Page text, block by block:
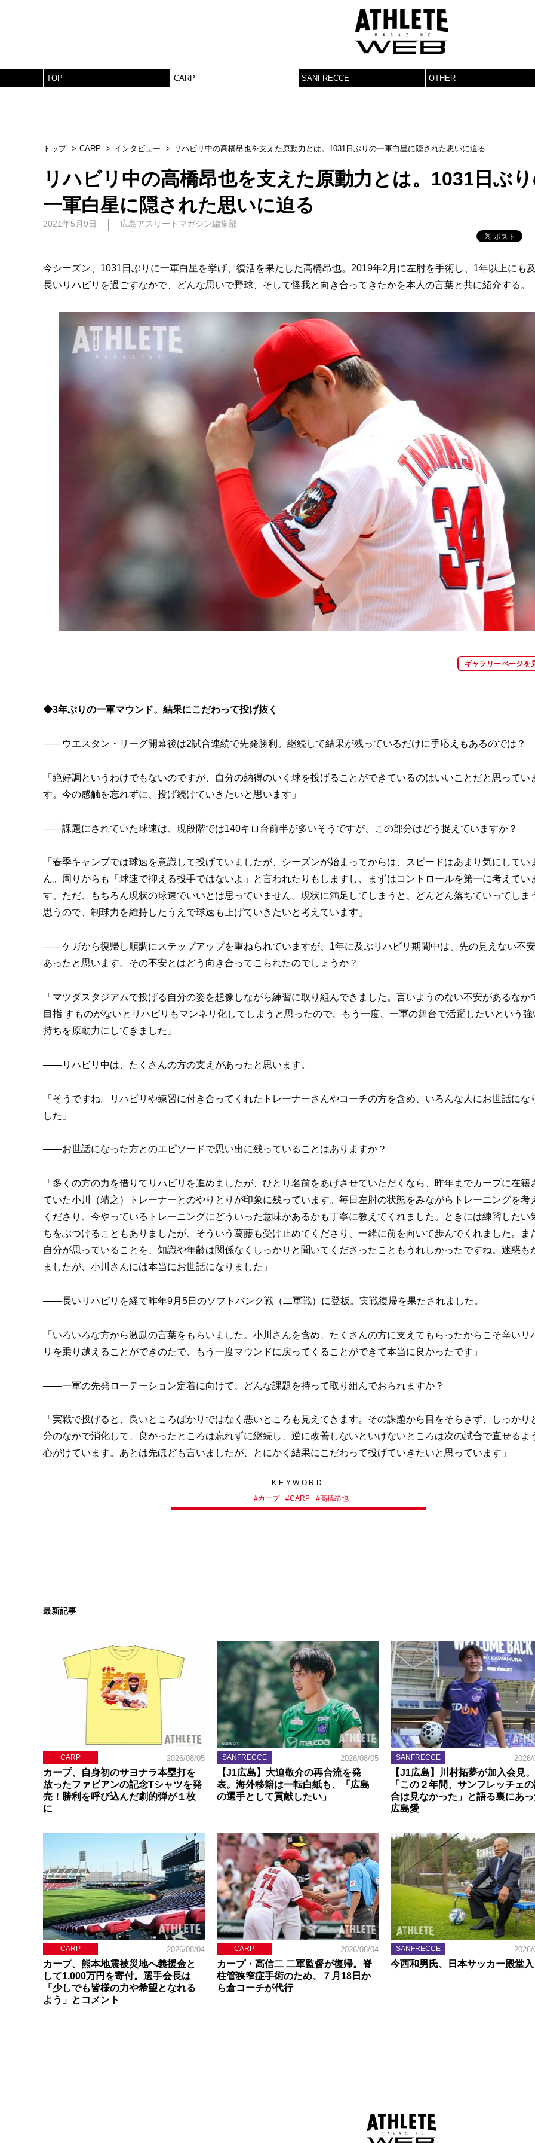
TOP CARP SANFRECCE OTHER
トップ CARP インタビュー リハビリ中の高橋昂也を支えた原動力とは。1031日ぶりの一軍白星に隠された思いに迫る
リハビリ中の高橋昂也を支えた原動力とは。1031日ぶ
一軍白星に隠された思いに迫る
2021年5月9日 広島アスリートマガジン編集部
今シーズン、1031日ぶりに一軍白星を挙げ、復活を果たした高橋昂也。2019年2月に左肘を手術し、1年以上にも
長いリハビリを過ごすなかで、どんな思いで野球、そして怪我と向き合ってきたかを本人の言葉と共に紹介する。
ギャラリーページを
◆3年ぶりの一軍マウンド。結果にこだわって投げ抜く
――ウエスタン・リーグ開幕後は2試合連続で先発勝利。継続して結果が残っているだけに手応えもあるのでは？
「絶好調というわけでもないのですが、自分の納得のいく球を投げることができているのはいいことだと思ってい
す。今の感触を忘れずに、投げ続けていきたいと思います」
――課題にされていた球速は、現段階では140キロ台前半が多いそうですが、この部分はどう捉えていますか？
「春季キャンプでは球速を意識して投げていましたが、シーズンが始まってからは、スピードはあまり気にしてい
ん。周りからも「球速で抑える投手ではないよ」と言われたりもしますし、まずはコントロールを第一に考えてい
す。ただ、もちろん現状の球速でいいとは思っていません。現状に満足してしまうと、どんどん落ちていってしま
思うので、制球力を維持したうえで球速も上げていきたいと考えています」
――ケガから復帰し順調にステップアップを重ねられていますが、1年に及ぶリハビリ期間中は、先の見えない不
あったと思います。その不安とはどう向き合ってこられたのでしょうか？
「マツダスタジアムで投げる自分の姿を想像しながら練習に取り組んできました。言いようのない不安があるなか
目指 すものがないとリハビリもマンネリ化してしまうと思ったので、もう一度、一軍の舞台で活躍したいという強
持ちを原動力にしてきました」
――リハビリ中は、たくさんの方の支えがあったと思います。
「そうですね。リハビリや練習に付き合ってくれたトレーナーさんやコーチの方を含め、いろんな人にお世話にな
した」
――お世話になった方とのエピソードで思い出に残っていることはありますか？
「多くの方の力を借りてリハビリを進めましたが、ひとり名前をあげさせていただくなら、昨年までカープに在籍
ていた小川（靖之）トレーナーとのやりとりが印象に残っています。毎日左肘の状態をみながらトレーニングを考
くださり、今やっているトレーニングにどういった意味があるかも丁寧に教えてくれました。ときには練習したい
ちをぶつけることもありましたが、そういう葛藤も受け止めてくださり、一緒に前を向いて歩んでくれました。ま
自分が思っていることを、知識や年齢は関係なくしっかりと聞いてくださったこともうれしかったですね。迷惑も
ましたが、小川さんには本当にお世話になりました」
――長いリハビリを経て昨年9月5日のソフトバンク戦（二軍戦）に登板。実戦復帰を果たされました。
「いろいろな方から激励の言葉をもらいました。小川さんを含め、たくさんの方に支えてもらったからこそ辛いリ
リを乗り越えることができのたで、もう一度マウンドに戻ってくることができて本当に良かったです」
――一軍の先発ローテーション定着に向けて、どんな課題を持って取り組んでおられますか？
「実戦で投げると、良いところばかりではなく悪いところも見えてきます。その課題から目をそらさず、しっかり
分のなかで消化して、良かったところは忘れずに継続し、逆に改善しないといけないところは次の試合で直せるよ
心がけています。あとは先ほども言いましたが、とにかく結果にこだわって投げていきたいと思っています」
KEYWORD
#カープ #CARP #高橋昂也
最新記事
CARP 2026/08/05
カープ、自身初のサヨナラ本塁打を
放ったファビアンの記念Tシャツを発
売！勝利を呼び込んだ劇的弾が１枚
に
SANFRECCE 2026/08/05
【J1広島】大迫敬介の再合流を発
表。海外移籍は一転白紙も、「広島
の選手として貢献したい」
SANFRECCE 2026/
【J1広島】川村拓夢が加入会見。
「この２年間、サンフレッチェ
合は見なかった」と語る裏にあっ
広島愛
CARP 2026/08/04
カープ、熊本地震被災地へ義援金と
して1,000万円を寄付。選手会長は
「少しでも皆様の力や希望となれる
よう」とコメント
CARP 2026/08/04
カープ・高信二 二軍監督が復帰。脊
柱管狭窄症手術のため、７月18日か
ら倉コーチが代行
SANFRECCE
今西和男氏、日本サッカー殿堂入